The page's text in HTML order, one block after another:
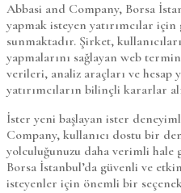
Abbasi and Company, Borsa
yapmak isteyen yatırımcılar
sunmaktadır. Şirket,
yapmalarını sağlayan web
verileri, analiz araçları ve hesap
yatırımcıların bilinçli kararlar
İster yeni başlayan ister
Company, kullanıcı dostu bir
yolculuğunuzu daha verimli
Borsa İstanbul’da güvenli ve
isteyenler için önemli bir